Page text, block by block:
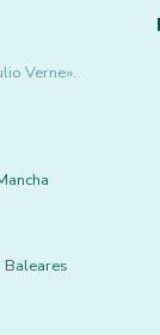
Verne».
Baleares